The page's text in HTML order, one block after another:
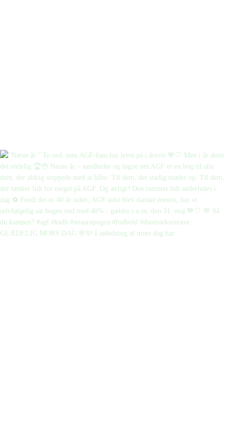
GLÆDELIG MORS DAG 🌸🩷 I anledning af mors dag har